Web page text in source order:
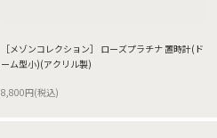
［メゾンコレクション］ ローズプラチナ 置時計(ド
ーム型小)(アクリル製)
8,800円(税込)